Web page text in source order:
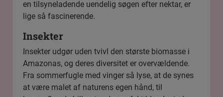
en tilsyneladende uendelig søgen efter nektar, er
lige så fascinerende.
Insekter
Insekter udgør uden tvivl den største biomasse i
Amazonas, og deres diversitet er overvældende.
Fra sommerfugle med vinger så lyse, at de synes
at være malet af naturens egen hånd, til